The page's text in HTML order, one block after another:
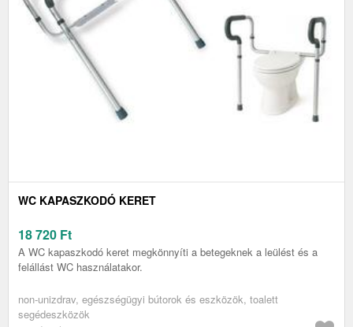
WC KAPASZKODÓ KERET
18 720 Ft
A WC kapaszkodó keret megkönnyíti a betegeknek a leülést és a
felállást WC használatakor.
non-unizdrav, egészségügyi bútorok és eszközök, toalett
segédeszközök